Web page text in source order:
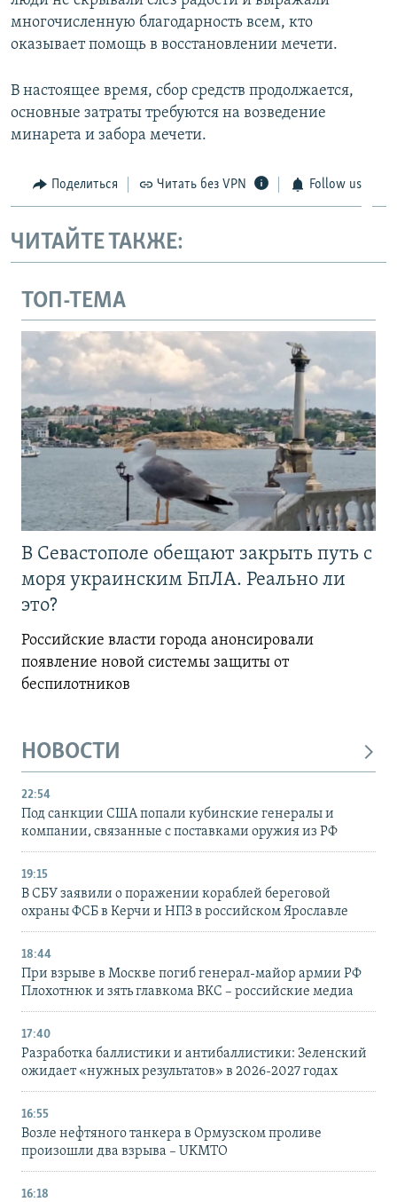
многочисленную благодарность всем, кто
оказывает помощь в восстановлении мечети.
В настоящее время, сбор средств продолжается,
основные затраты требуются на возведение
минарета и забора мечети.
Поделиться Читать без VPN Follow us
ЧИТАЙТЕ ТАКЖЕ:
ТОП-ТЕМА
В Севастополе обещают закрыть путь с
моря украинским БпЛА. Реально ли
это?
Российские власти города анонсировали
появление новой системы защиты от
беспилотников
НОВОСТИ
22:54
Под санкции США попали кубинские генералы и
компании, связанные с поставками оружия из РФ
19:15
В СБУ заявили о поражении кораблей береговой
охраны ФСБ в Керчи и НПЗ в российском Ярославле
18:44
При взрыве в Москве погиб генерал-майор армии РФ
Плохотнюк и зять главкома ВКС – российские медиа
17:40
Разработка баллистики и антибаллистики: Зеленский
ожидает «нужных результатов» в 2026-2027 годах
16:55
Возле нефтяного танкера в Ормузском проливе
произошли два взрыва – UKMTO
16:18